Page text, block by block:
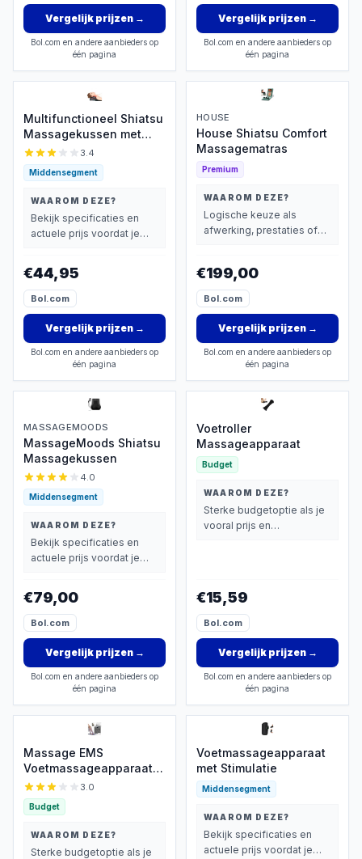
Vergelijk prijzen→
Bol.com en andere aanbieders op
één pagina
Vergelijk prijzen→
Bol.com en andere aanbieders op
één pagina
Multifunctioneel Shiatsu
Massagekussen met
Warmte
3.4
Middensegment
WAAROM DEZE?
Bekijk specificaties en
actuele prijs voordat je
€44,95
Bol.com
Vergelijk prijzen→
Bol.com en andere aanbieders op
één pagina
HOUSE
House Shiatsu Comfort
Massagematras
Premium
WAAROM DEZE?
Logische keuze als
afwerking, prestaties of
€199,00
Bol.com
Vergelijk prijzen→
Bol.com en andere aanbieders op
één pagina
MASSAGEMOODS
MassageMoods Shiatsu
Massagekussen
4.0
Middensegment
WAAROM DEZE?
Bekijk specificaties en
actuele prijs voordat je
€79,00
Bol.com
Vergelijk prijzen→
Bol.com en andere aanbieders op
één pagina
Voetroller
Massageapparaat
Budget
WAAROM DEZE?
Sterke budgetoptie als je
vooral prijs en
€15,59
Bol.com
Vergelijk prijzen→
Bol.com en andere aanbieders op
één pagina
Massage EMS
Voetmassageapparaat 8
Modi
3.0
Budget
WAAROM DEZE?
Sterke budgetoptie als je
Voetmassageapparaat
met Stimulatie
Middensegment
WAAROM DEZE?
Bekijk specificaties en
actuele prijs voordat je